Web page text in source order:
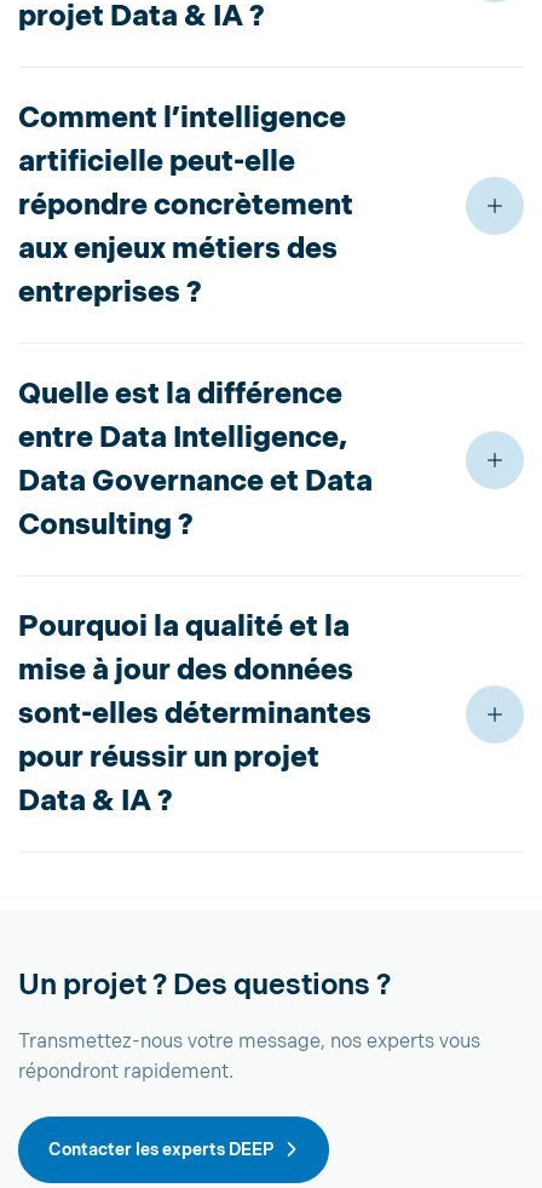
projet Data & IA ?
Comment l’intelligence
artificielle peut-elle
répondre concrètement
aux enjeux métiers des
entreprises ?
Quelle est la différence
entre Data Intelligence,
Data Governance et Data
Consulting ?
Pourquoi la qualité et la
mise à jour des données
sont-elles déterminantes
pour réussir un projet
Data & IA ?
Un projet ? Des questions ?
Transmettez-nous votre message, nos experts vous
répondront rapidement.
Contacter les experts DEEP